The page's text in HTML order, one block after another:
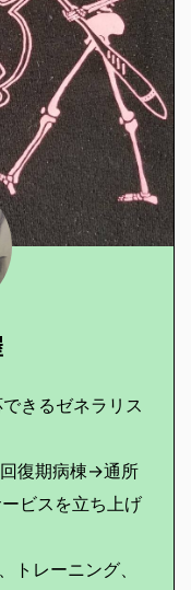
きるゼネラリス
復期病棟→通所
ビスを立ち上げ
トレーニング、